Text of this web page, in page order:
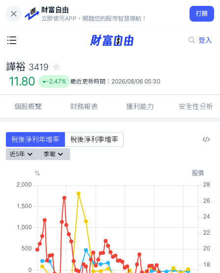
財富自由
立即使用APP，開啟您的股市智慧導航！
打開
登入
11.80
-2.47%
譁裕 3419
11.80 -2.47% 最近更新時間： 2026/08/06 05:30
個股概覽 財務報表 獲利能力 安全性分析
稅後淨利年增率 稅後淨利季增率
近5年 季報